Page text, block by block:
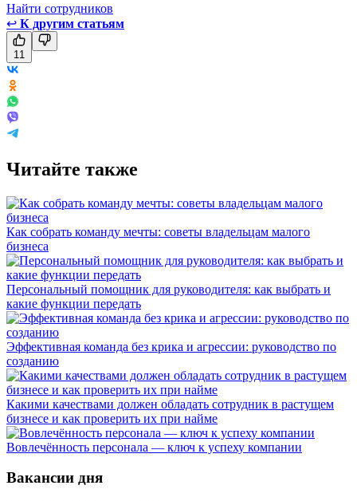
Найти сотрудников
↩ К другим статьям
11
Читайте также
Как собрать команду мечты: советы владельцам малого
бизнеса
Персональный помощник для руководителя: как выбрать и
какие функции передать
Эффективная команда без крика и агрессии: руководство по
созданию
Какими качествами должен обладать сотрудник в растущем
бизнесе и как проверить их при найме
Вовлечённость персонала — ключ к успеху компании
Вакансии дня